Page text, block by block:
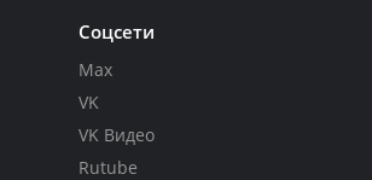
Соцсети
Max
VK
VK Видео
Rutube